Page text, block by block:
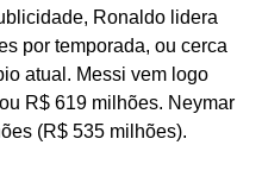
Ronaldo lidera
por temporada, ou cerca
atual. Messi vem logo
R$ 619 milhões. Neymar
(R$ 535 milhões).